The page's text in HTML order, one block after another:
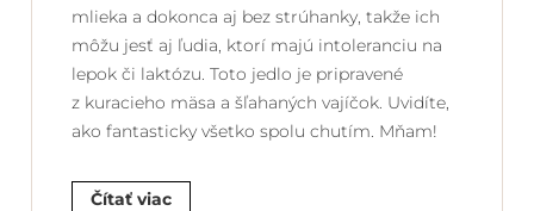
mlieka a dokonca aj bez strúhanky, takže ich
môžu jesť aj ľudia, ktorí majú intoleranciu na
lepok či laktózu. Toto jedlo je pripravené
z kuracieho mäsa a šľahaných vajíčok. Uvidíte,
ako fantasticky všetko spolu chutím. Mňam!
Čítať viac